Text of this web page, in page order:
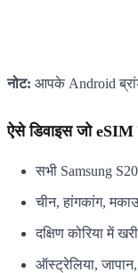
नोट: आपके Android
ऐसे डिवाइस जो
सभी Samsung
चीन, हांगकांग,
दक्षिण कोरिया में
ऑस्ट्रेलिया,